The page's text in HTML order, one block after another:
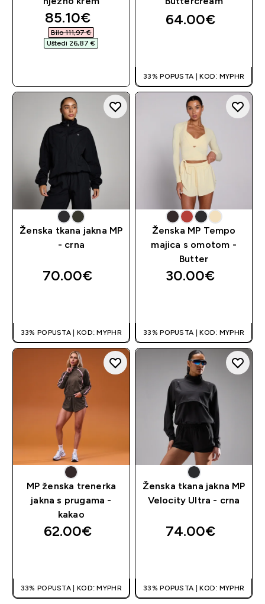
discounted price
85.10€‎
Bilo 111,97 €‎
Uštedi 26,87 €‎
64.00€‎
33% POPUSTA | KOD: MYPHR
Ženska tkana jakna MP
- crna
70.00€‎
33% POPUSTA | KOD: MYPHR
Ženska MP Tempo
majica s omotom -
Butter
30.00€‎
33% POPUSTA | KOD: MYPHR
MP ženska trenerka
jakna s prugama -
kakao
62.00€‎
33% POPUSTA | KOD: MYPHR
Ženska tkana jakna MP
Velocity Ultra - crna
74.00€‎
33% POPUSTA | KOD: MYPHR